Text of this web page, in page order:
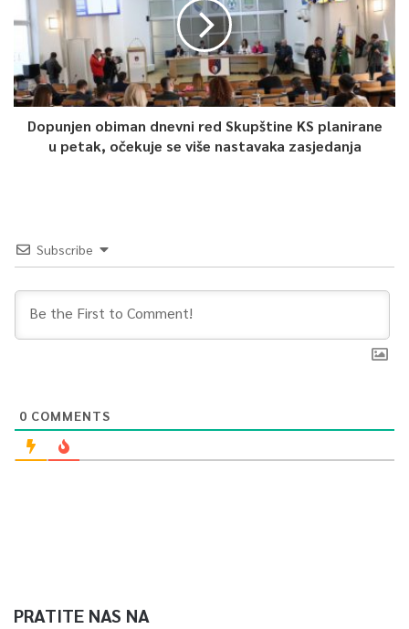
Dopunjen obiman dnevni red Skupštine KS planirane
u petak, očekuje se više nastavaka zasjedanja
Subscribe
0 COMMENTS
PRATITE NAS NA